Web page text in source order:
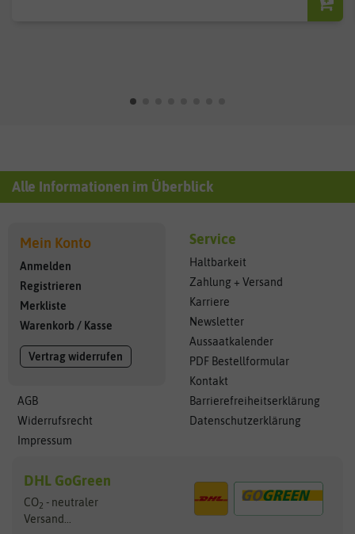
Alle Informationen im Überblick
Mein Konto
Anmelden
Registrieren
Merkliste
Warenkorb / Kasse
Vertrag widerrufen
AGB
Widerrufsrecht
Impressum
Service
Haltbarkeit
Zahlung + Versand
Karriere
Newsletter
Aussaatkalender
PDF Bestellformular
Kontakt
Barrierefreiheitserklärung
Datenschutzerklärung
DHL GoGreen
CO2 - neutraler
Versand...